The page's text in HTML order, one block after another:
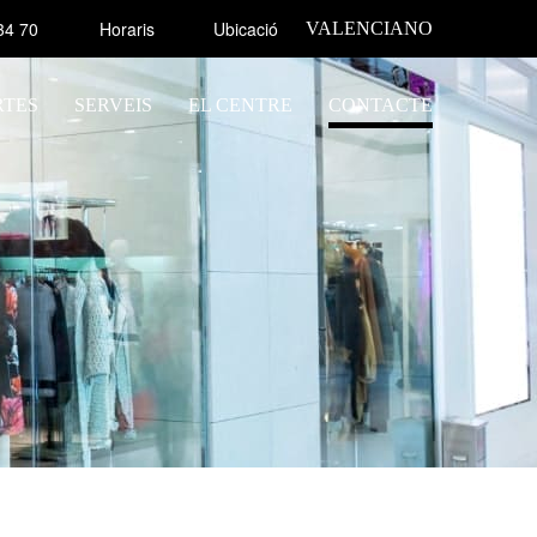
70 Horaris Ubicació VALENCIANO
SERVEIS EL CENTRE CONTACTE